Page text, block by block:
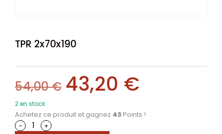
TPR 2x70x190
54,00€ 43,20 €
2 en stock
Achetez ce produit et gagnez 43 Points !
-
+